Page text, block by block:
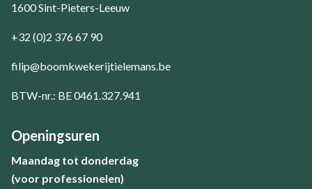
1600 Sint-Pieters-Leeuw
+32 (0)2 376 67 90
filip@boomkwekerijtielemans.be
BTW-nr.: BE 0461.327.941
Openingsuren
Maandag tot donderdag
(voor professionelen)